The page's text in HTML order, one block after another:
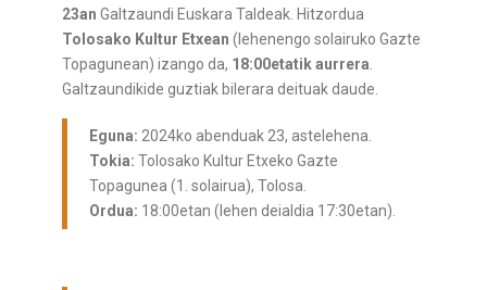
23an Galtzaundi Euskara Taldeak. Hitzordua
Tolosako Kultur Etxean (lehenengo solairuko Gazte
Topagunean) izango da, 18:00etatik aurrera.
Galtzaundikide guztiak bilerara deituak daude.
Eguna: 2024ko abenduak 23, astelehena.
Tokia: Tolosako Kultur Etxeko Gazte
Topagunea (1. solairua), Tolosa.
Ordua: 18:00etan (lehen deialdia 17:30etan).